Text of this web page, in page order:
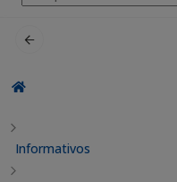
por:
Informativos